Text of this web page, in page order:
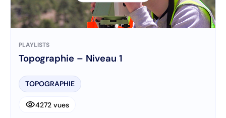
PLAYLISTS
Topographie – Niveau 1
TOPOGRAPHIE
visibility4272 vues